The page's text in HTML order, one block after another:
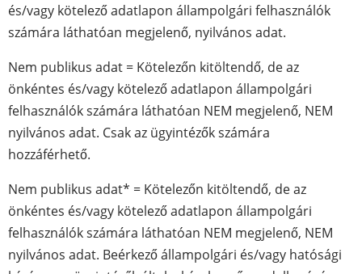
és/vagy kötelező adatlapon állampolgári felhasználók
számára láthatóan megjelenő, nyilvános adat.
Nem publikus adat = Kötelezőn kitöltendő, de az
önkéntes és/vagy kötelező adatlapon állampolgári
felhasználók számára láthatóan NEM megjelenő, NEM
nyilvános adat. Csak az ügyintézők számára
hozzáférhető.
Nem publikus adat* = Kötelezőn kitöltendő, de az
önkéntes és/vagy kötelező adatlapon állampolgári
felhasználók számára láthatóan NEM megjelenő, NEM
nyilvános adat. Beérkező állampolgári és/vagy hatósági